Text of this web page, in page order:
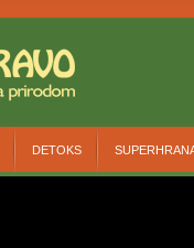
DETOKS